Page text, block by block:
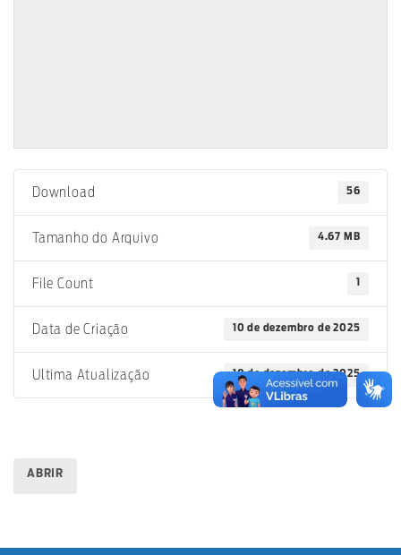
Download 56
Tamanho do Arquivo 4.67 MB
File Count 1
Data de Criação 10 de dezembro de 2025
Ultima Atualização 10 de dezembro de 2025
ABRIR